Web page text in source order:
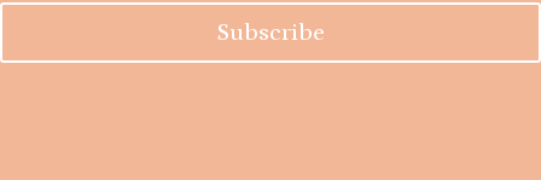
Subscribe